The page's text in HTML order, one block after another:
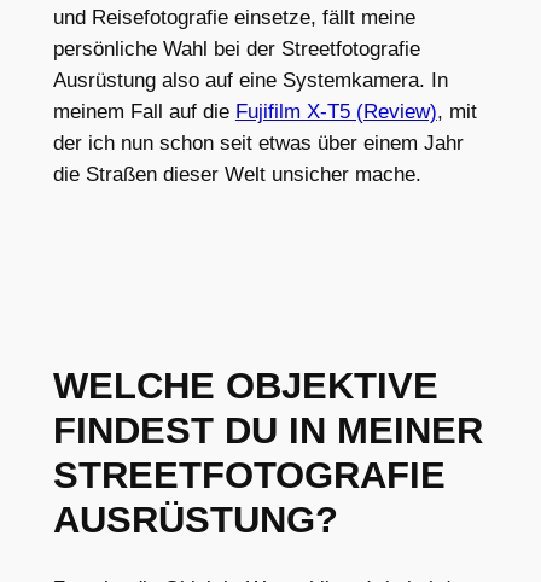
und Reisefotografie einsetze, fällt meine
persönliche Wahl bei der Streetfotografie
Ausrüstung also auf eine Systemkamera. In
meinem Fall auf die Fujifilm X-T5 (Review), mit
der ich nun schon seit etwas über einem Jahr
die Straßen dieser Welt unsicher mache.
WELCHE OBJEKTIVE
FINDEST DU IN MEINER
STREETFOTOGRAFIE
AUSRÜSTUNG?